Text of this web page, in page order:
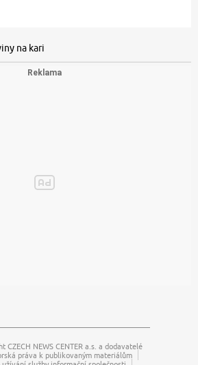
na kari
CZECH NEWS CENTER a.s. a dodavatelé
práva k publikovaným materiálům